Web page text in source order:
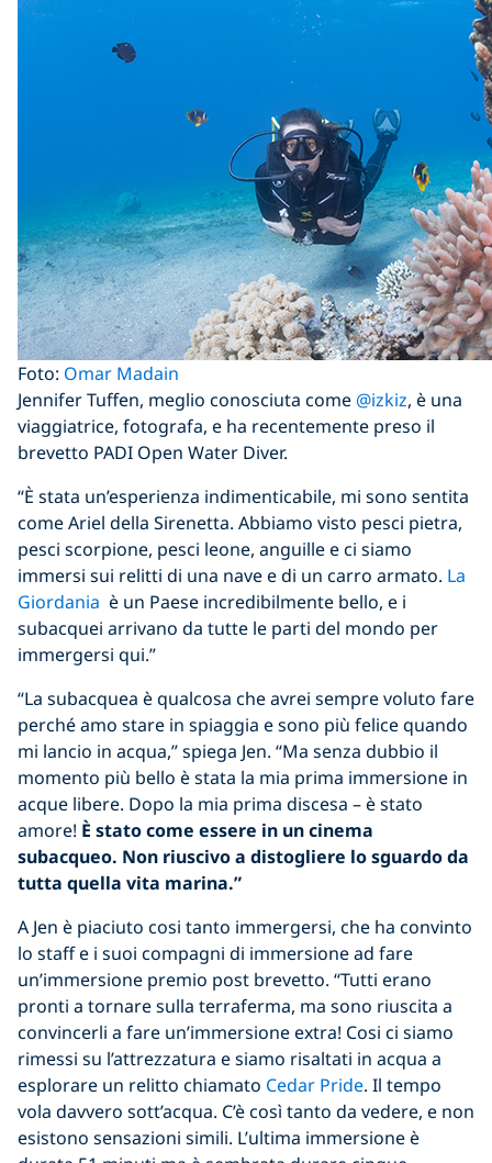
Foto: Omar Madain
Jennifer Tuffen, meglio conosciuta come @izkiz, è una
viaggiatrice, fotografa, e ha recentemente preso il
brevetto PADI Open Water Diver.
“È stata un’esperienza indimenticabile, mi sono sentita
come Ariel della Sirenetta. Abbiamo visto pesci pietra,
pesci scorpione, pesci leone, anguille e ci siamo
immersi sui relitti di una nave e di un carro armato. La
Giordania è un Paese incredibilmente bello, e i
subacquei arrivano da tutte le parti del mondo per
immergersi qui.”
“La subacquea è qualcosa che avrei sempre voluto fare
perché amo stare in spiaggia e sono più felice quando
mi lancio in acqua,” spiega Jen. “Ma senza dubbio il
momento più bello è stata la mia prima immersione in
acque libere. Dopo la mia prima discesa – è stato
amore! È stato come essere in un cinema
subacqueo. Non riuscivo a distogliere lo sguardo da
tutta quella vita marina.”
A Jen è piaciuto cosi tanto immergersi, che ha convinto
lo staff e i suoi compagni di immersione ad fare
un’immersione premio post brevetto. “Tutti erano
pronti a tornare sulla terraferma, ma sono riuscita a
convincerli a fare un’immersione extra! Cosi ci siamo
rimessi su l’attrezzatura e siamo risaltati in acqua a
esplorare un relitto chiamato Cedar Pride. Il tempo
vola davvero sott’acqua. C’è così tanto da vedere, e non
esistono sensazioni simili. L’ultima immersione è